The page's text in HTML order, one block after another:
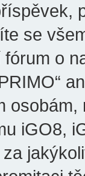
se
o
iGO8,